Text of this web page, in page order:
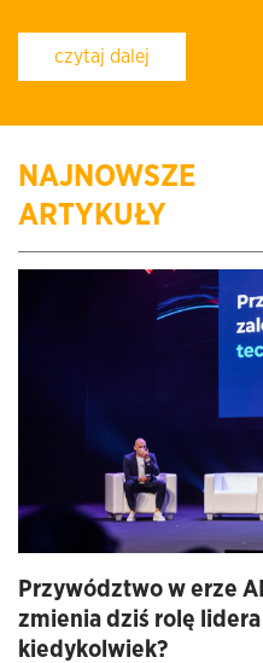
czytaj dalej
NAJNOWSZE
ARTYKUŁY
Przywództwo w erze
zmienia dziś rolę
kiedykolwiek?